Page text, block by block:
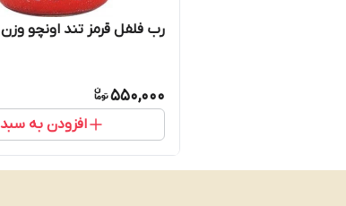
رب فلفل قرمز تند اونچو وزن ۷۰۰گرم
550,000
افزودن به سبد